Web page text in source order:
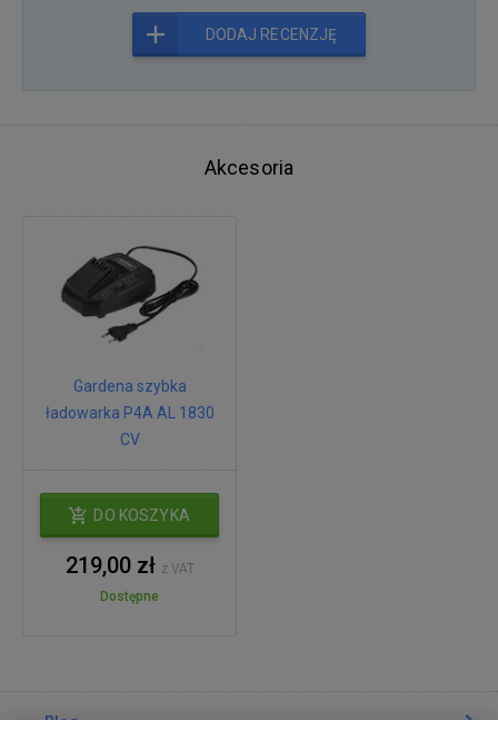
DODAJ RECENZJĘ
Akcesoria
Gardena szybka
ładowarka P4A AL 1830
CV
DO KOSZYKA
219,00 zł z VAT
Dostępne
Blog